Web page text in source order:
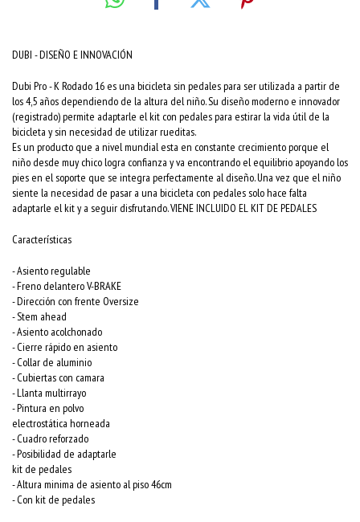
DUBI - DISEÑO E INNOVACIÓN
Dubi Pro - K Rodado 16 es una bicicleta sin pedales para ser utilizada a partir de
los 4,5 años dependiendo de la altura del niño. Su diseño moderno e innovador
(registrado) permite adaptarle el kit con pedales para estirar la vida útil de la
bicicleta y sin necesidad de utilizar rueditas.
Es un producto que a nivel mundial esta en constante crecimiento porque el
niño desde muy chico logra confianza y va encontrando el equilibrio apoyando los
pies en el soporte que se integra perfectamente al diseño. Una vez que el niño
siente la necesidad de pasar a una bicicleta con pedales solo hace falta
adaptarle el kit y a seguir disfrutando. VIENE INCLUIDO EL KIT DE PEDALES
Características
- Asiento regulable
- Freno delantero V-BRAKE
- Dirección con frente Oversize
- Stem ahead
- Asiento acolchonado
- Cierre rápido en asiento
- Collar de aluminio
- Cubiertas con camara
- Llanta multirrayo
- Pintura en polvo
electrostática horneada
- Cuadro reforzado
- Posibilidad de adaptarle
kit de pedales
- Altura minima de asiento al piso 46cm
- Con kit de pedales